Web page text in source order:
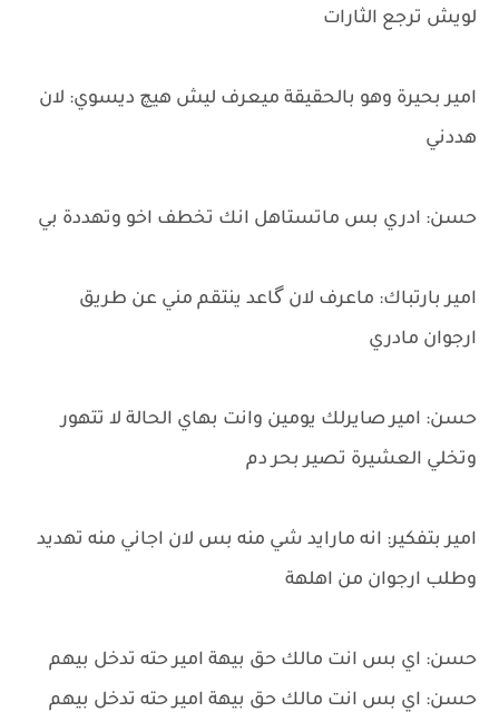
لويش ترجع الثارات
امير بحيرة وهو بالحقيقة ميعرف ليش هيچ ديسوي: لان
هددني
حسن: ادري بس ماتستاهل انك تخطف اخو وتهددة بي
امير بارتباك: ماعرف لان گاعد ينتقم مني عن طريق
ارجوان مادري
حسن: امير صايرلك يومين وانت بهاي الحالة لا تتهور
وتخلي العشيرة تصير بحر دم
امير بتفكير: انه مارايد شي منه بس لان اجاني منه تهديد
وطلب ارجوان من اهلهة
حسن: اي بس انت مالك حق بيهة امير حته تدخل بيهم
حسن: اي بس انت مالك حق بيهة امير حته تدخل بيهم